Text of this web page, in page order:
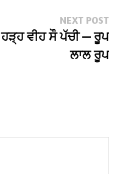
NEXT POST
ਹੜ੍ਹ ਵੀਹ ਸੌ ਪੱਚੀ — ਰੂਪ
ਲਾਲ ਰੂਪ